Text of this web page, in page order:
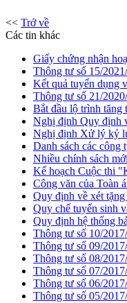
<< Trở về
Các tin khác
Giấy chứng nhận
Thông tư số 15/
Kết quả tuyển dụng
Thông tư số 21/
Bắt đầu lộ trình tăng
Nghị định Quy định
Nghị định Xử lý kỷ
Danh sách các công
Nhiều chính sách
Kế hoạch Cuộc thi
Công văn của Toàn
Quy định về xét
Quy chế tuyển sinh
Quy định hệ thống
Thông tư số 10/
Thông tư số 09/
Thông tư số 08/
Thông tư số 07/
Thông tư số 06/
Thông tư số 05/